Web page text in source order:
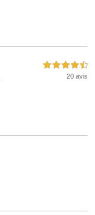
4,5 étoiles sur 5
20 avis